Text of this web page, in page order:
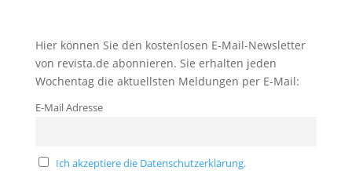
Hier können Sie den kostenlosen E-Mail-Newsletter
von revista.de abonnieren. Sie erhalten jeden
Wochentag die aktuellsten Meldungen per E-Mail:
E-Mail Adresse
Ich akzeptiere die Datenschutzerklärung.